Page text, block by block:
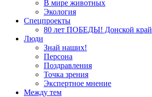
В мире животных
Экология
Спецпроекты
80 лет ПОБЕДЫ! Донской край
Люди
Знай наших!
Персона
Поздравления
Точка зрения
Экспертное мнение
Между тем